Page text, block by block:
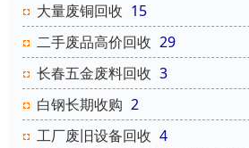
大量废铜回收 15
二手废品高价回收 29
长春五金废料回收 3
白钢长期收购 2
工厂废旧设备回收 4